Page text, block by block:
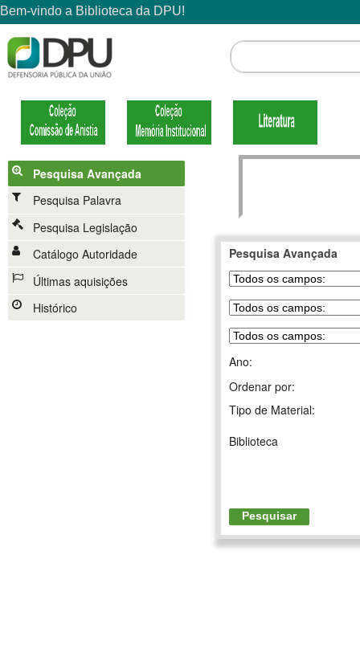
Pesquisa Avançada
Pesquisa Palavra
Pesquisa Legislação
Catálogo Autoridade
Últimas aquisições
Histórico
Pesquisa Avançada
Ano:
Ordenar por:
Tipo de Material:
Biblioteca
Pesquisar